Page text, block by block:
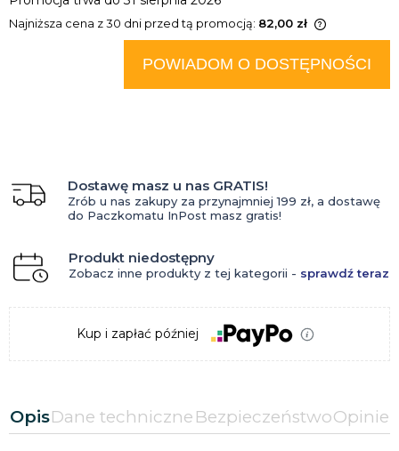
Najniższa cena z 30 dni przed tą promocją: 82,00 zł
Jeżeli produkt jest sprzedawany
krócej niż 30 dni, wyświetlana jest
najniższa cena od momentu, kiedy
produkt pojawił się w sprzedaży.
POWIADOM O DOSTĘPNOŚCI
Dostawę masz u nas GRATIS!
Zrób u nas zakupy za przynajmniej 199 zł, a dostawę
do Paczkomatu InPost masz gratis!
Produkt niedostępny
Zobacz inne produkty z tej kategorii - sprawdź teraz
Kup i zapłać później
OpisDane techniczne BezpieczeństwoOpinie